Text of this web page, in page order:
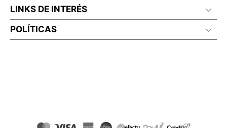
LINKS DE INTERÉS
POLÍTICAS